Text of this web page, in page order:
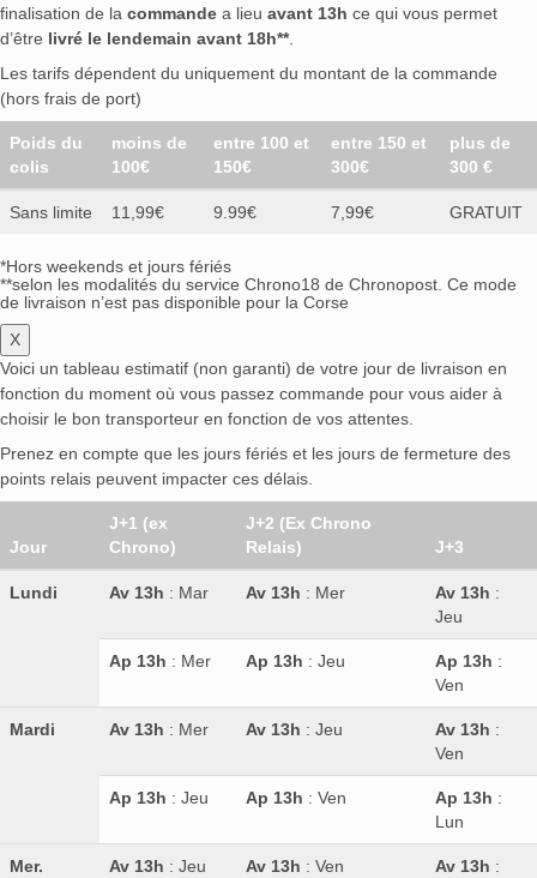
finalisation de la commande a lieu avant 13h ce qui vous permet
d’être livré le lendemain avant 18h**.
Les tarifs dépendent du uniquement du montant de la commande
(hors frais de port)
Poids du
colis
moins de
100€
entre 100 et
150€
entre 150 et
300€
plus de
300 €
Sans limite 11,99€ 9.99€ 7,99€ GRATUIT
*Hors weekends et jours fériés
**selon les modalités du service Chrono18 de Chronopost. Ce mode
de livraison n’est pas disponible pour la Corse
X
Voici un tableau estimatif (non garanti) de votre jour de livraison en
fonction du moment où vous passez commande pour vous aider à
choisir le bon transporteur en fonction de vos attentes.
Prenez en compte que les jours fériés et les jours de fermeture des
points relais peuvent impacter ces délais.
Jour
J+1 (ex
Chrono)
J+2 (Ex Chrono
Relais)
J+3
Lundi Av 13h : Mar Av 13h : Mer Av 13h :
Jeu
Ap 13h : Mer Ap 13h : Jeu Ap 13h :
Ven
Mardi Av 13h : Mer Av 13h : Jeu Av 13h :
Ven
Ap 13h : Jeu Ap 13h : Ven Ap 13h :
Lun
Mer. Av 13h : Jeu Av 13h : Ven Av 13h :